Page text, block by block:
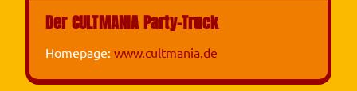
Der CULTMANIA Party-Truck
Homepage: www.cultmania.de